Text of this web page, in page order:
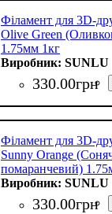
Філамент для 3D-
Olive Green
1.75мм 1кг
SUNLU
330.00грн
Філамент для 3D-
Sunny Orange
помаранчевий)
SUNLU
330.00грн